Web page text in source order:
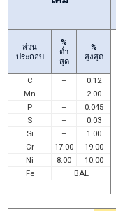
ส่วน
ประกอบ
%
ต่ำ
สุด
%
สูงสุด
C –
0.12
Mn
–
2.00
P
–
0.045
S
–
0.03
Si
–
1.00
Cr
17.00
19.00
Ni
8.00
10.00
Fe
BAL